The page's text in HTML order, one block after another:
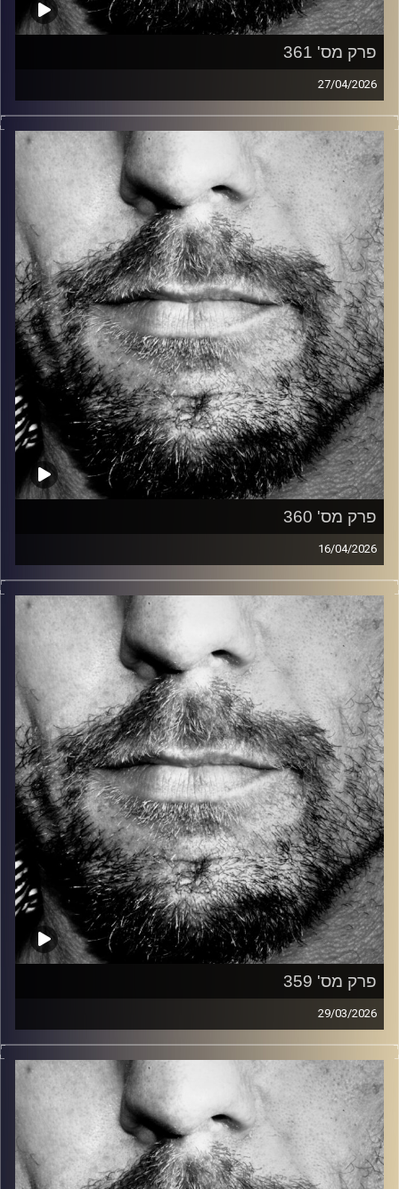
פרק מס' 361
27/04/2026
זיפים, מוזיקה מחוספסת של הופעות חיות. הרבה ג'אם, רוק,
בלוז, bluegrass, ג'אז, Fאנק, פרוגרסיב ואפילו אלקטרוניקה.
כל מה שחי, אמיתי ונושם.
עם שמוליק רגב.
קרדיט תמונות: David Goehring
פרק מס' 360
16/04/2026
זיפים, מוזיקה מחוספסת של הופעות חיות. הרבה ג'אם, רוק,
בלוז, bluegrass, ג'אז, Fאנק, פרוגרסיב ואפילו אלקטרוניקה.
כל מה שחי, אמיתי ונושם.
עם שמוליק רגב.
קרדיט תמונות: David Goehring
פרק מס' 359
29/03/2026
זיפים, מוזיקה מחוספסת של הופעות חיות. הרבה ג'אם, רוק,
בלוז, bluegrass, ג'אז, Fאנק, פרוגרסיב ואפילו אלקטרוניקה.
כל מה שחי, אמיתי ונושם.
עם שמוליק רגב.
קרדיט תמונות: David Goehring